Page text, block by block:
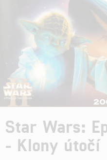
Star Wars:
- Klony útočí